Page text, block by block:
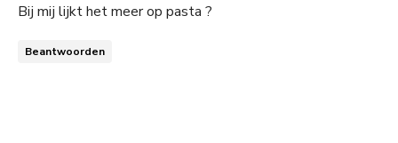
Bij mij lijkt het meer op pasta ?
Beantwoorden